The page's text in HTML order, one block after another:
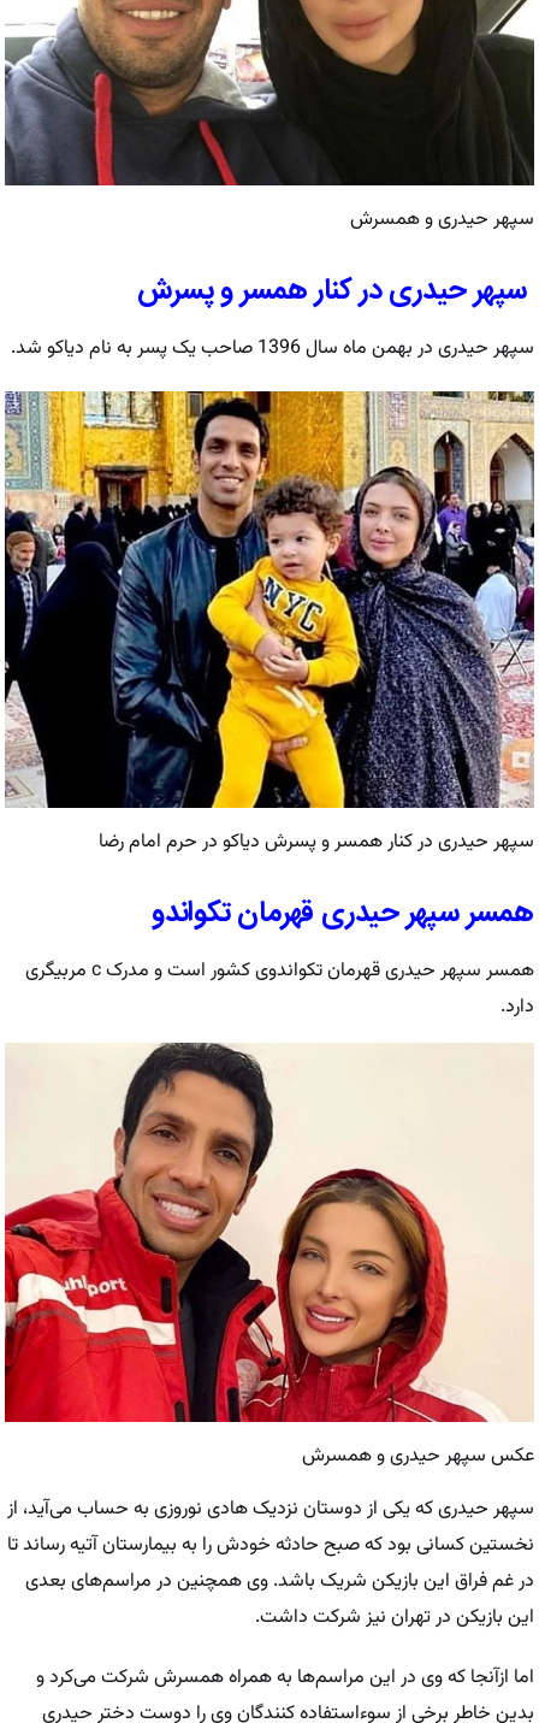
سپهر حیدری و همسرش
سپهر حیدری در کنار همسر و پسرش
سپهر حیدری در بهمن ماه سال 1396 صاحب یک پسر به نام دیاکو شد.
سپهر حیدری در کنار همسر و پسرش دیاکو در حرم امام رضا
همسر سپهر حیدری قهرمان تکواندو
همسر سپهر حیدری قهرمان تکواندوی کشور است و مدرک c مربیگری
دارد.
عکس سپهر حیدری و همسرش
سپهر حیدری که یکی از دوستان نزدیک هادی نوروزی به حساب می‌آید، از
نخستین کسانی بود که صبح حادثه خودش را به بیمارستان آتیه رساند تا
در غم فراق این بازیکن شریک باشد. وی همچنین در مراسم‌های بعدی
این بازیکن در تهران نیز شرکت داشت.
اما ازآنجا که وی در این مراسم‌ها به همراه همسرش شرکت می‌کرد و
بدین خاطر برخی از سوءاستفاده کنندگان وی را دوست دختر حیدری